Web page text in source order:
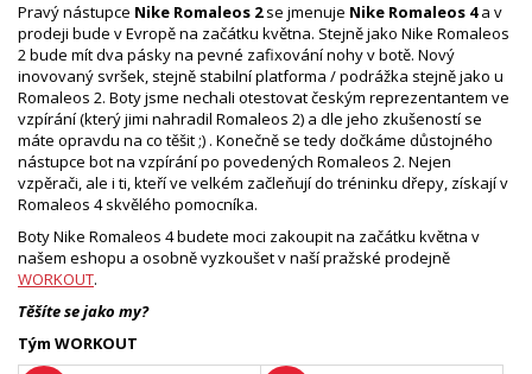
Pravý nástupce Nike Romaleos 2se jmenuje Nike Romaleos 4a v
prodeji bude v Evropě na začátku května. Stejně jako Nike Romaleos
2 bude mít dva pásky na pevné zafixování nohy v botě. Nový
inovovaný svršek, stejně stabilní platforma / podrážka stejně jako u
Romaleos 2. Boty jsme nechali otestovat českým reprezentantem ve
vzpírání (který jimi nahradil Romaleos 2) a dle jeho zkušeností se
máte opravdu na co těšit ;) . Konečně se tedy dočkáme důstojného
nástupce bot na vzpírání po povedených Romaleos 2. Nejen
vzpěrači, ale i ti, kteří ve velkém začleňují do tréninku dřepy, získají v
Romaleos 4 skvělého pomocníka.
Boty Nike Romaleos 4 budete moci zakoupit na začátku května v
našem eshopu a osobně vyzkoušet v naší pražské prodejně
WORKOUT.
Těšíte se jako my?
Tým WORKOUT